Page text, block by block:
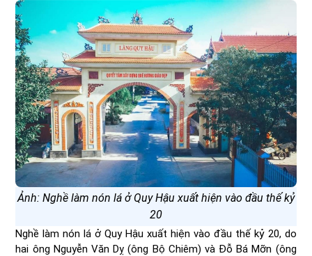
Ảnh: Nghề làm nón lá ở Quy Hậu xuất hiện vào đầu thế kỷ
20
Nghề làm nón lá ở Quy Hậu xuất hiện vào đầu thế kỷ 20, do
hai ông Nguyễn Văn Dỵ (ông Bộ Chiêm) và Đỗ Bá Mỡn (ông